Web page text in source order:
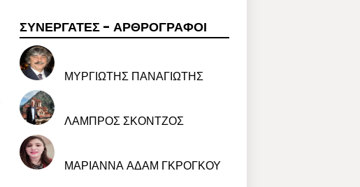
ΣΥΝΕΡΓΑΤΕΣ - ΑΡΘΡΟΓΡΑΦΟΙ
ΜΥΡΓΙΩΤΗΣ ΠΑΝΑΓΙΩΤΗΣ
ΛΑΜΠΡΟΣ ΣΚΟΝΤΖΟΣ
ΜΑΡΙΑΝΝΑ ΑΔΑΜ ΓΚΡΟΓΚΟΥ